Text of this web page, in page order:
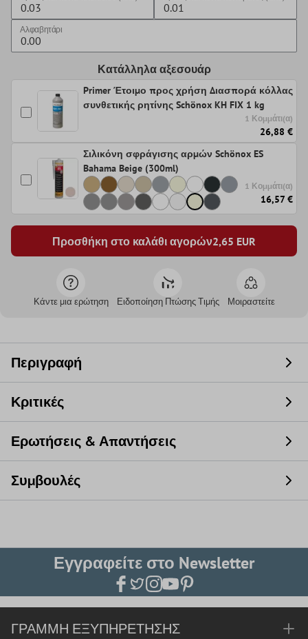
Αλφαβητάρι
Κατάλληλα αξεσουάρ
Primer Έτοιμο προς χρήση Διασπορά κόλλας
συνθετικής ρητίνης Schönox KH FIX 1 kg
1 Κομμάτι(α)
26,88 €
Σιλικόνη σφράγισης αρμών Schönox ES
Bahama Beige (300ml)
1 Κομμάτι(α)
16,57 €
Προσθήκη στο καλάθι αγορών2,65 EUR
Κάντε μια ερώτηση Ειδοποίηση Πτώσης Τιμής Μοιραστείτε
Περιγραφή
Κριτικές
Ερωτήσεις & Απαντήσεις
Συμβουλές
Εγγραφείτε στο Newsletter
ΓΡΑΜΜΉ ΕΞΥΠΗΡΈΤΗΣΗΣ